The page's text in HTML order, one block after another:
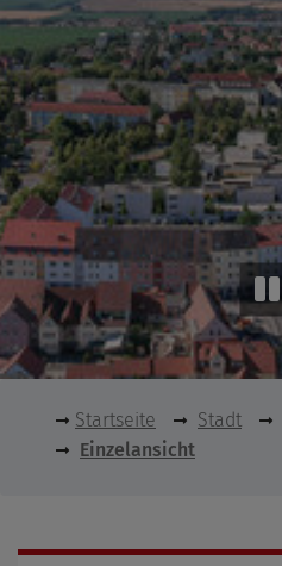
Startseite Stadt
Einzelansicht